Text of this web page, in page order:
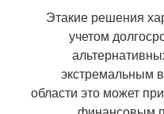
Этакие решения
учетом
экстремальным
области это может